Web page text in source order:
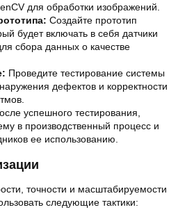
для обработки изображений.
Создайте прототип
будет включать в себя датчики
сбора данных о качестве
Проведите тестирование системы
дефектов и корректности
успешного тестирования,
в производственный процесс и
ее использованию.
точности и масштабируемости
следующие тактики: